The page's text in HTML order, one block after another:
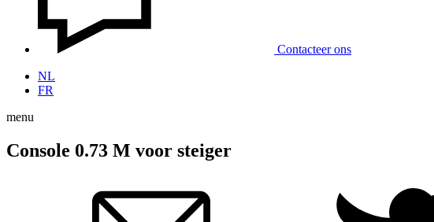
Contacteer ons
NL
FR
menu
Console 0.73 M voor steiger